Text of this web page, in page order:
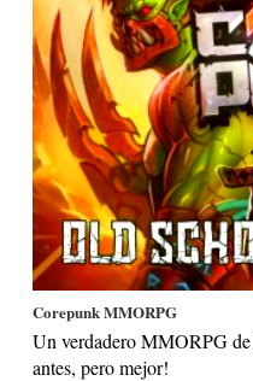
Corepunk MMORPG
Un verdadero MMORPG
antes, pero mejor!